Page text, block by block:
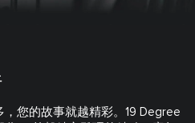
您的故事就越精彩。19 Degree